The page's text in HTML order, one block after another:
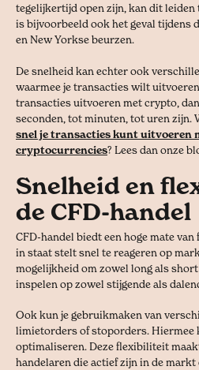
tegelijkertijd open zijn, kan dit
is bijvoorbeeld ook het geval tijdens
en New Yorkse beurzen.
De snelheid kan echter ook
waarmee je transacties wilt
transacties uitvoeren met crypto,
seconden, tot minuten, tot uren zijn.
snel je transacties kunt uitvoeren
cryptocurrencies? Lees dan onze
Snelheid en
de CFD-handel
CFD-handel biedt een hoge mate
in staat stelt snel te reageren op
mogelijkheid om zowel long als
inspelen op zowel stijgende als
Ook kun je gebruikmaken van
limietorders of stoporders. Hiermee
optimaliseren. Deze flexibiliteit
handelaren die actief zijn in de